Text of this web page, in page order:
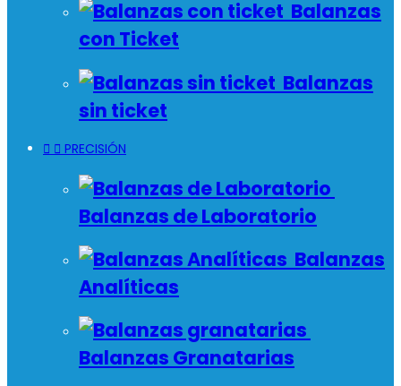
Balanzas
con Ticket
Balanzas
sin ticket
  PRECISIÓN
Balanzas de Laboratorio
Balanzas
Analíticas
Balanzas Granatarias